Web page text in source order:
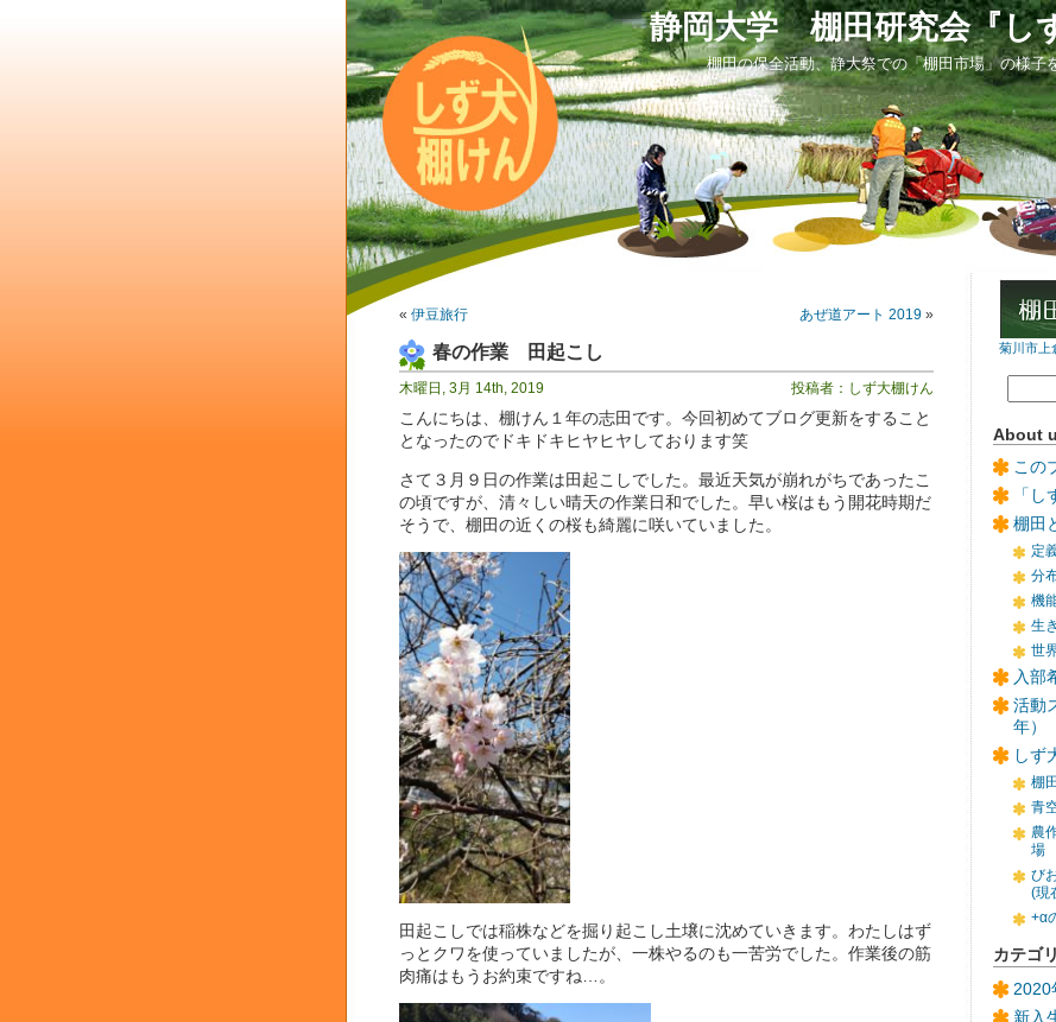
静岡大学 棚田研究会『し
棚田の保全活動、静大祭での「棚田市場」の様子
« 伊豆旅行 あぜ道アート 2019 »
春の作業 田起こし
木曜日, 3月 14th, 2019 投稿者：しず大棚けん
こんにちは、棚けん１年の志田です。今回初めてブログ更新をすること
となったのでドキドキヒヤヒヤしております笑
さて３月９日の作業は田起こしでした。最近天気が崩れがちであったこ
の頃ですが、清々しい晴天の作業日和でした。早い桜はもう開花時期だ
そうで、棚田の近くの桜も綺麗に咲いていました。
田起こしでは稲株などを掘り起こし土壌に沈めていきます。わたしはず
っとクワを使っていましたが、一株やるのも一苦労でした。作業後の筋
肉痛はもうお約束ですね…。
菊川市上
About
この
「
棚田
定
分
機
生
世
入部
活動
年）
しず
棚
青
農
場
び
(現
+α
カテゴ
新入